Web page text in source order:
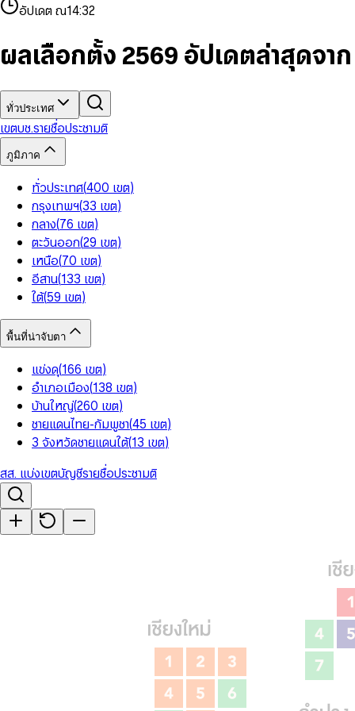
9 9
5
7
8
993
5
6
8
9
84
6
7
9
3
5
6
8
9
7
9
อัปเดต ณ14:32
ผลเลือกตั้ง 2569 อัปเดตล่าสุดจา
ทั่วประเทศ
เขตบช.รายชื่อประชามติ
ภูมิภาค
ทั่วประเทศ(400 เขต)
กรุงเทพฯ(33 เขต)
กลาง(76 เขต)
ตะวันออก(29 เขต)
เหนือ(70 เขต)
อีสาน(133 เขต)
ใต้(59 เขต)
พื้นที่น่าจับตา
แข่งดุ(166 เขต)
อำเภอเมือง(138 เขต)
บ้านใหญ่(260 เขต)
ชายแดนไทย-กัมพูชา(45 เขต)
3 จังหวัดชายแดนใต้(13 เขต)
สส. แบ่งเขตบัญชีรายชื่อประชามติ